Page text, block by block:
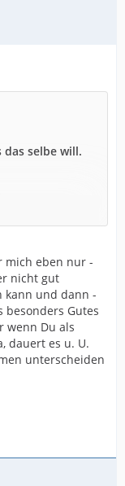
selbe will.
selbst.
img/i9
mich eben nur -
nicht gut
kann und dann -
besonders Gutes
wenn Du als
dauert es u. U.
unterscheiden